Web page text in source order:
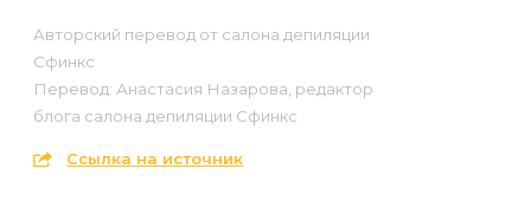
цены
Эпиляция
компании
Мастера
ИНФОРМАЦИЯ
ВАЖНО
Авторский перевод от салона депиляции
Сфинкс
Перевод: Анастасия Назарова, редактор
блога салона депиляции Сфинкс
Ссылка на источник